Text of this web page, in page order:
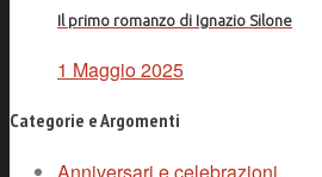
Il primo romanzo di Ignazio Silone
1 Maggio 2025
Categorie e Argomenti
Anniversari e celebrazioni